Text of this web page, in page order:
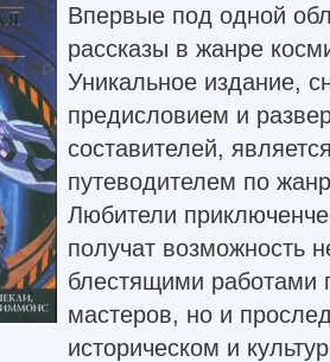
Впервые под одной
рассказы в жанре
Уникальное издание,
предисловием и
составителей,
путеводителем по
Любители
получат возможность
блестящими работами
мастеров, но и
историческом и